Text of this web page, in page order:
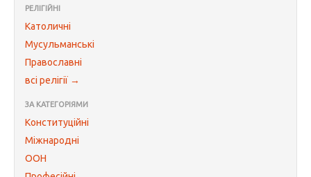
РЕЛІГІЙНІ
Католичні
Мусульманські
Православні
всі релігії →
ЗА КАТЕГОРІЯМИ
Конституційні
Міжнародні
ООН